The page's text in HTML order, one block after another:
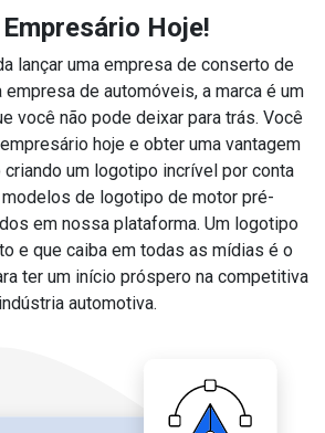
Hoje!
lançar uma empresa de conserto de
de automóveis, a marca é um
você não pode deixar para trás. Você
hoje e obter uma vantagem
criando um logotipo incrível por conta
de logotipo de motor pré-
em nossa plataforma. Um logotipo
e que caiba em todas as mídias é o
ter um início próspero na competitiva
indústria automotiva.